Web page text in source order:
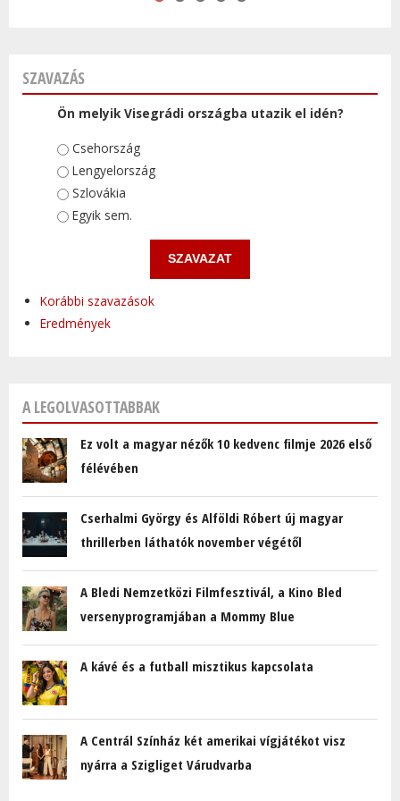
SZAVAZÁS
Ön melyik Visegrádi országba utazik el idén?
Választások
Csehország
Lengyelország
Szlovákia
Egyik sem.
Korábbi szavazások
Eredmények
A LEGOLVASOTTABBAK
Ez volt a magyar nézők 10 kedvenc filmje 2026 első
félévében
Cserhalmi György és Alföldi Róbert új magyar
thrillerben láthatók november végétől
A Bledi Nemzetközi Filmfesztivál, a Kino Bled
versenyprogramjában a Mommy Blue
A kávé és a futball misztikus kapcsolata
A Centrál Színház két amerikai vígjátékot visz
nyárra a Szigliget Várudvarba